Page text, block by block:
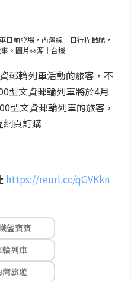
日前登場，內灣線一日行程啟航，
。圖片來源｜台鐵
郵輪列車活動的旅客，不
型文資郵輪列車將於4月
型文資郵輪列車的旅客，
網頁訂購
https://reurl.cc/qGVKkn
藍寶寶
輪列車
灣旅遊